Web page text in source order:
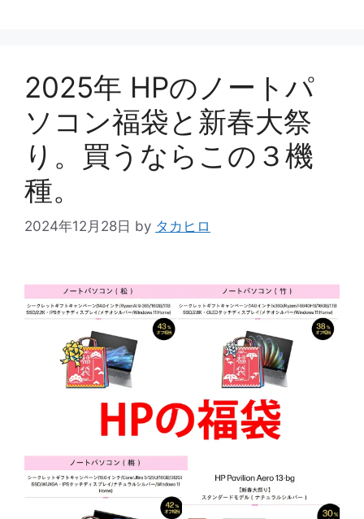
2025年 HPのノートパ
ソコン福袋と新春大祭
り。買うならこの３機
種。
2024年12月28日 by タカヒロ